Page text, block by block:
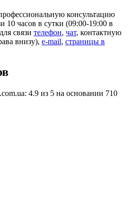
консультацию
10 часов в сутки (09:00-19:00 в
связи телефон, чат, контактную
внизу), e-mail, страницы в
: 4.9 из 5 на основании 710